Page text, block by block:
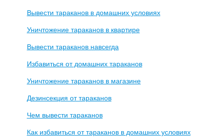
Вывести тараканов в домашних условиях
Уничтожение тараканов в квартире
Вывести тараканов навсегда
Избавиться от домашних тараканов
Уничтожение тараканов в магазине
Дезинсекция от тараканов
Чем вывести тараканов
Как избавиться от тараканов в домашних условиях